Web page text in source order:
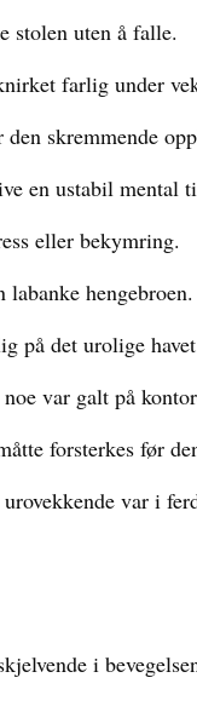
stolen uten å falle.
farlig under
skremmende
en ustabil mental
eller bekymring.
hengebroen.
på det urolige
var galt på
forsterkes før
var i
i